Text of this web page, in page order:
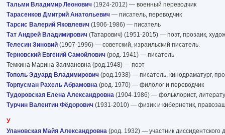
Тальми Владимир Леонович (1924-2012) — военный переводчик
Тарасенков Дмитрий Анатольевич — писатель, переводчик
Тарсис Валерий Яковлевич (1906-1986) — писатель
Тат Андрей Владимирович (Татарович) (1951-2015) — поэт, прозаик,
Телесин Зиновий (1907-1996) — советский, израильский писатель.
Терновский Евгений Самойлович (род. 1941) — писатель
Темкина Марина Залмановна (род.1948) — поэт
Тополь Эдуард Владимирович (род.1938) — писатель, кинодраматург,
Торпусман Рахель Абрамовна (род. 1970) — филолог и переводчик
Тудоровская Елена Александровна (1904-1986) — фольклорист,
Турчин Валентин Фёдорович (1931-2010) — физик и кибернетик,
У
Улановская Майя Александровна (род. 1932) — участник